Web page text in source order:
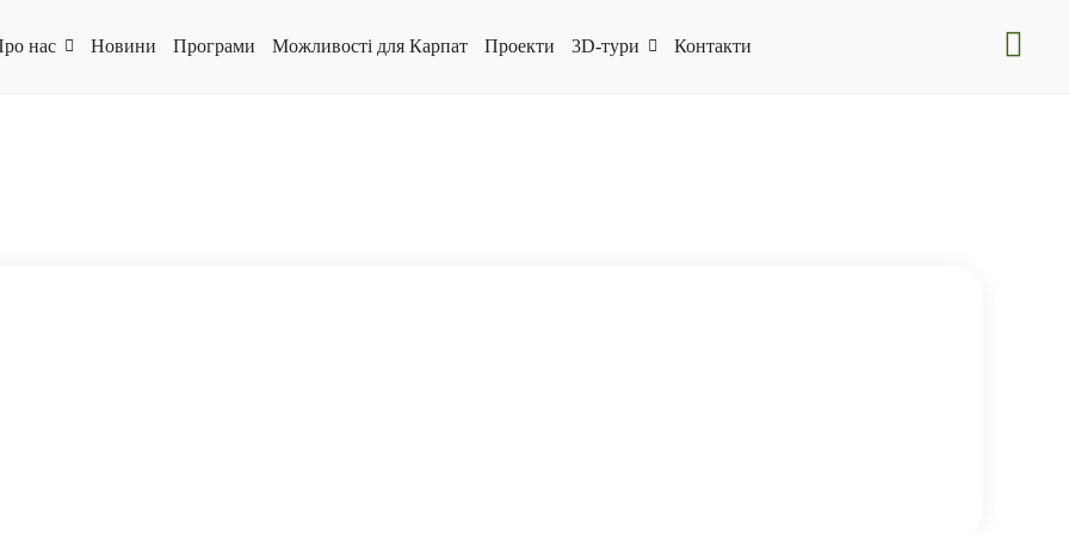
нас Новини Програми Можливості для Карпат Проекти 3D-тури Контакти